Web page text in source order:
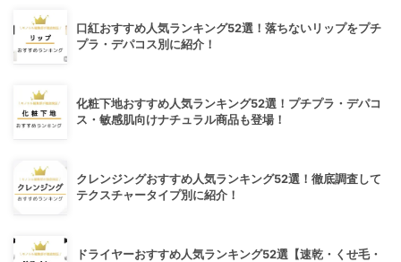
口紅おすすめ人気ランキング52選！落ちないリップをプチ
プラ・デパコス別に紹介！
化粧下地おすすめ人気ランキング52選！プチプラ・デパコ
ス・敏感肌向けナチュラル商品も登場！
クレンジングおすすめ人気ランキング52選！徹底調査して
テクスチャータイプ別に紹介！
ドライヤーおすすめ人気ランキング52選【速乾・くせ毛・